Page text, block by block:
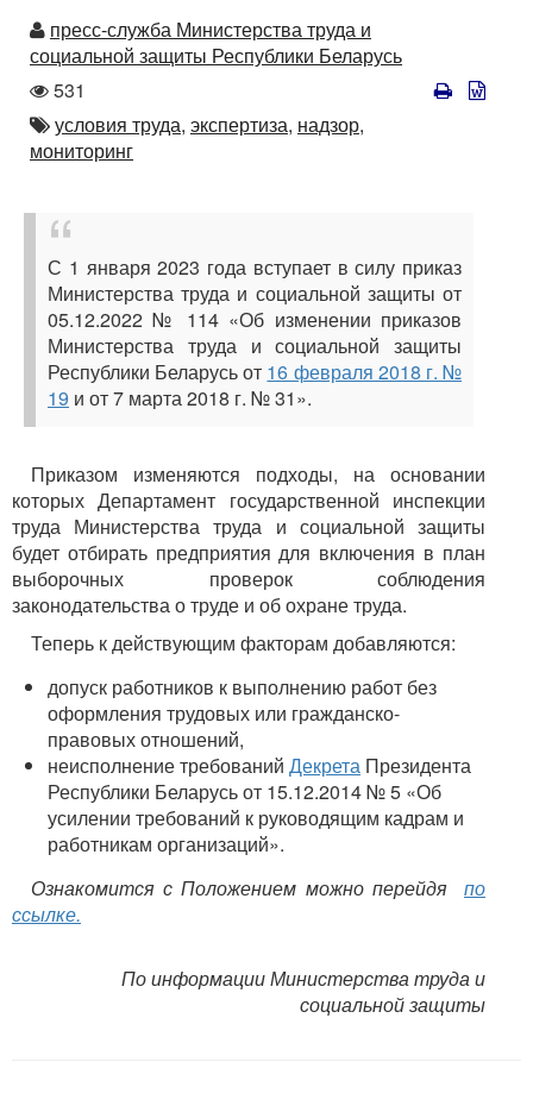
Автор
пресс-служба Министерства труда и
социальной защиты Республики Беларусь
Количество
просмотров
531
Автор
условия труда, экспертиза, надзор,
мониторинг
С 1 января 2023 года вступает в силу приказ
Министерства труда и социальной защиты от
05.12.2022 № 114 «Об изменении приказов
Министерства труда и социальной защиты
Республики Беларусь от 16 февраля 2018 г. №
19 и от 7 марта 2018 г. № 31».
Приказом изменяются подходы, на основании
которых Департамент государственной инспекции
труда Министерства труда и социальной защиты
будет отбирать предприятия для включения в план
выборочных проверок соблюдения
законодательства о труде и об охране труда.
Теперь к действующим факторам добавляются:
допуск работников к выполнению работ без
оформления трудовых или гражданско-
правовых отношений,
неисполнение требований Декрета Президента
Республики Беларусь от 15.12.2014 № 5 «Об
усилении требований к руководящим кадрам и
работникам организаций».
Ознакомится с Положением можно перейдя по
ссылке.
По информации Министерства труда и
социальной защиты